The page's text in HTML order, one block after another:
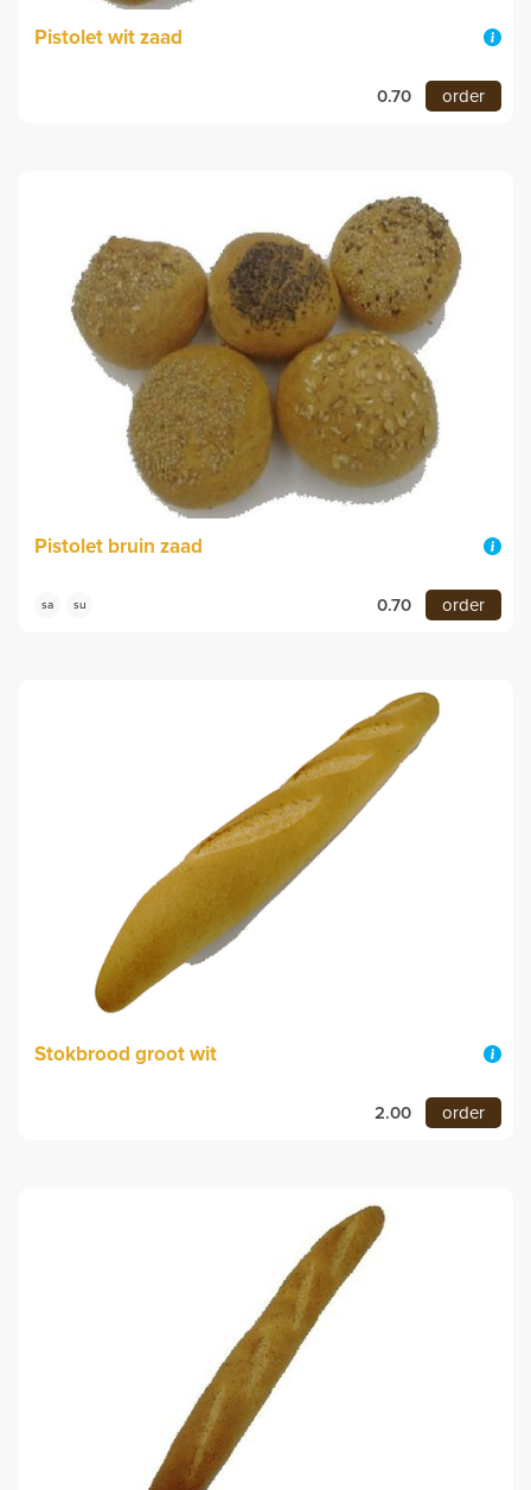
Pistolet wit zaad
0.70 order
Pistolet bruin zaad
sa su 0.70 order
Stokbrood groot wit
2.00 order